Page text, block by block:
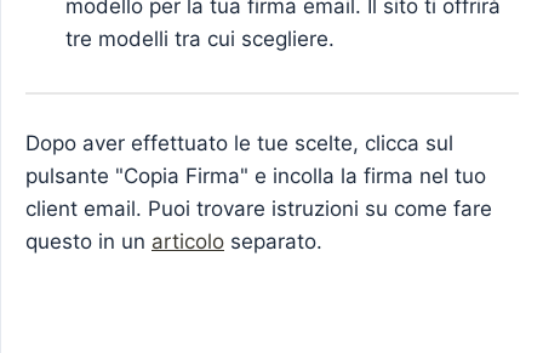
modello per la tua firma email. Il sito ti offrirà
tre modelli tra cui scegliere.
Dopo aver effettuato le tue scelte, clicca sul
pulsante "Copia Firma" e incolla la firma nel tuo
client email. Puoi trovare istruzioni su come fare
questo in un articolo separato.